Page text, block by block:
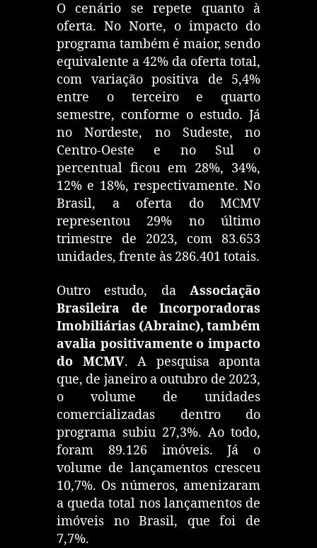
O cenário se repete quanto à
oferta. No Norte, o impacto do
programa também é maior, sendo
equivalente a 42% da oferta total,
com variação positiva de 5,4%
entre o terceiro e quarto
semestre, conforme o estudo. Já
no Nordeste, no Sudeste, no
Centro-Oeste e no Sul o
percentual ficou em 28%, 34%,
12% e 18%, respectivamente. No
Brasil, a oferta do MCMV
representou 29% no último
trimestre de 2023, com 83.653
unidades, frente às 286.401 totais.
Outro estudo, daAssociação
Brasileira de Incorporadoras
Imobiliárias (Abrainc), também
avalia positivamente o impacto
do MCMV. A pesquisa aponta
que, de janeiro a outubro de 2023,
o volume de unidades
comercializadas dentro do
programa subiu 27,3%. Ao todo,
foram 89.126 imóveis. Já o
volume de lançamentos cresceu
10,7%. Os números, amenizaram
a queda total nos lançamentos de
imóveis no Brasil, que foi de
7,7%.